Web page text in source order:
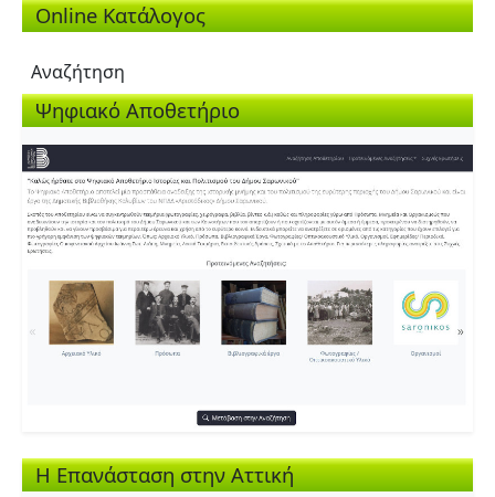
Online Κατάλογος
Αναζήτηση
Ψηφιακό Αποθετήριο
Η Επανάσταση στην Αττική